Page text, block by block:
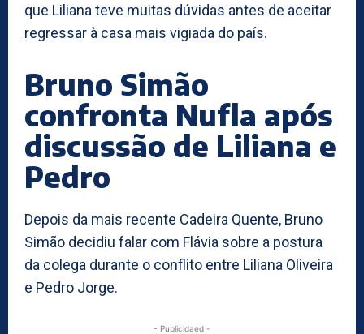
que Liliana teve muitas dúvidas antes de aceitar
regressar à casa mais vigiada do país.
Bruno Simão
confronta Nufla após
discussão de Liliana e
Pedro
Depois da mais recente Cadeira Quente, Bruno
Simão decidiu falar com Flávia sobre a postura
da colega durante o conflito entre Liliana Oliveira
e Pedro Jorge.
- Publicidaed -